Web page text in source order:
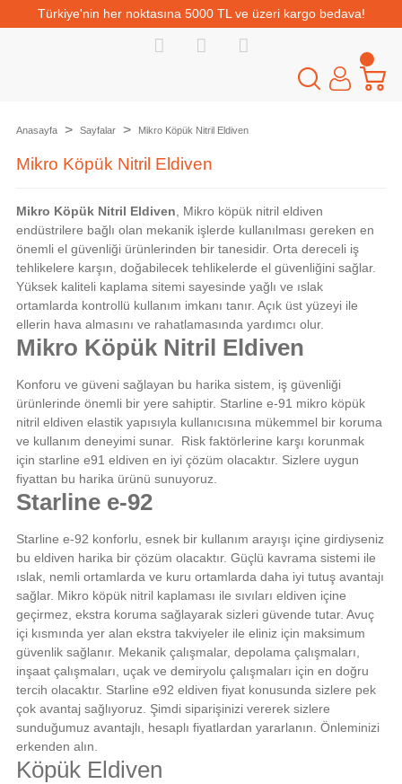
Türkiye'nin her noktasına 5000 TL ve üzeri kargo bedava!
Anasayfa Sayfalar Mikro Köpük Nitril Eldiven
Mikro Köpük Nitril Eldiven
Mikro Köpük Nitril Eldiven , Mikro köpük nitril eldiven
endüstrilere bağlı olan mekanik işlerde kullanılması gereken en
önemli el güvenliği ürünlerinden bir tanesidir. Orta dereceli iş
tehlikelere karşın, doğabilecek tehlikelerde el güvenliğini sağlar.
Yüksek kaliteli kaplama sitemi sayesinde yağlı ve ıslak
ortamlarda kontrollü kullanım imkanı tanır. Açık üst yüzeyi ile
ellerin hava almasını ve rahatlamasında yardımcı olur.
Mikro Köpük Nitril Eldiven
Konforu ve güveni sağlayan bu harika sistem, iş güvenliği
ürünlerinde önemli bir yere sahiptir. Starline e-91 mikro köpük
nitril eldiven elastik yapısıyla kullanıcısına mükemmel bir koruma
ve kullanım deneyimi sunar. Risk faktörlerine karşı korunmak
için starline e91 eldiven en iyi çözüm olacaktır. Sizlere uygun
fiyattan bu harika ürünü sunuyoruz.
Starline e-92
Starline e-92 konforlu, esnek bir kullanım arayışı içine girdiyseniz
bu eldiven harika bir çözüm olacaktır. Güçlü kavrama sistemi ile
ıslak, nemli ortamlarda ve kuru ortamlarda daha iyi tutuş avantajı
sağlar. Mikro köpük nitril kaplaması ile sıvıları eldiven içine
geçirmez, ekstra koruma sağlayarak sizleri güvende tutar. Avuç
içi kısmında yer alan ekstra takviyeler ile eliniz için maksimum
güvenlik sağlanır. Mekanik çalışmalar, depolama çalışmaları,
inşaat çalışmaları, uçak ve demiryolu çalışmaları için en doğru
tercih olacaktır. Starline e92 eldiven fiyat konusunda sizlere pek
çok avantaj sağlıyoruz. Şimdi siparişinizi vererek sizlere
sunduğumuz avantajlı, hesaplı fiyatlardan yararlanın. Önleminizi
erkenden alın.
Köpük Eldiven